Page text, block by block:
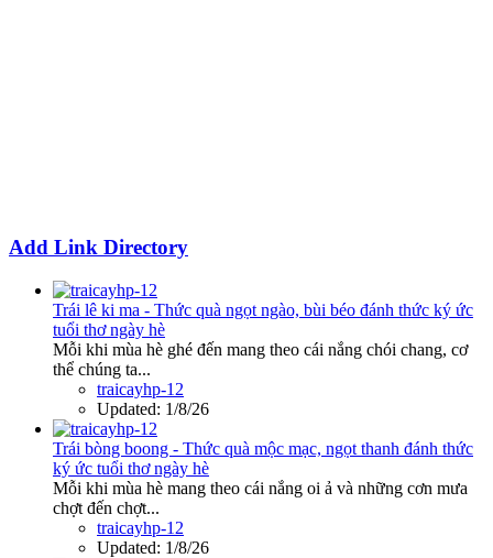
Add Link Directory
Trái lê ki ma - Thức quà ngọt ngào, bùi béo đánh thức ký ức
tuổi thơ ngày hè
Mỗi khi mùa hè ghé đến mang theo cái nắng chói chang, cơ
thể chúng ta...
traicayhp-12
Updated: 1/8/26
Trái bòng boong - Thức quà mộc mạc, ngọt thanh đánh thức
ký ức tuổi thơ ngày hè
Mỗi khi mùa hè mang theo cái nắng oi ả và những cơn mưa
chợt đến chợt...
traicayhp-12
Updated: 1/8/26